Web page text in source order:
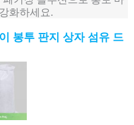
화하세요.
봉투 판지 상자 섬유 드